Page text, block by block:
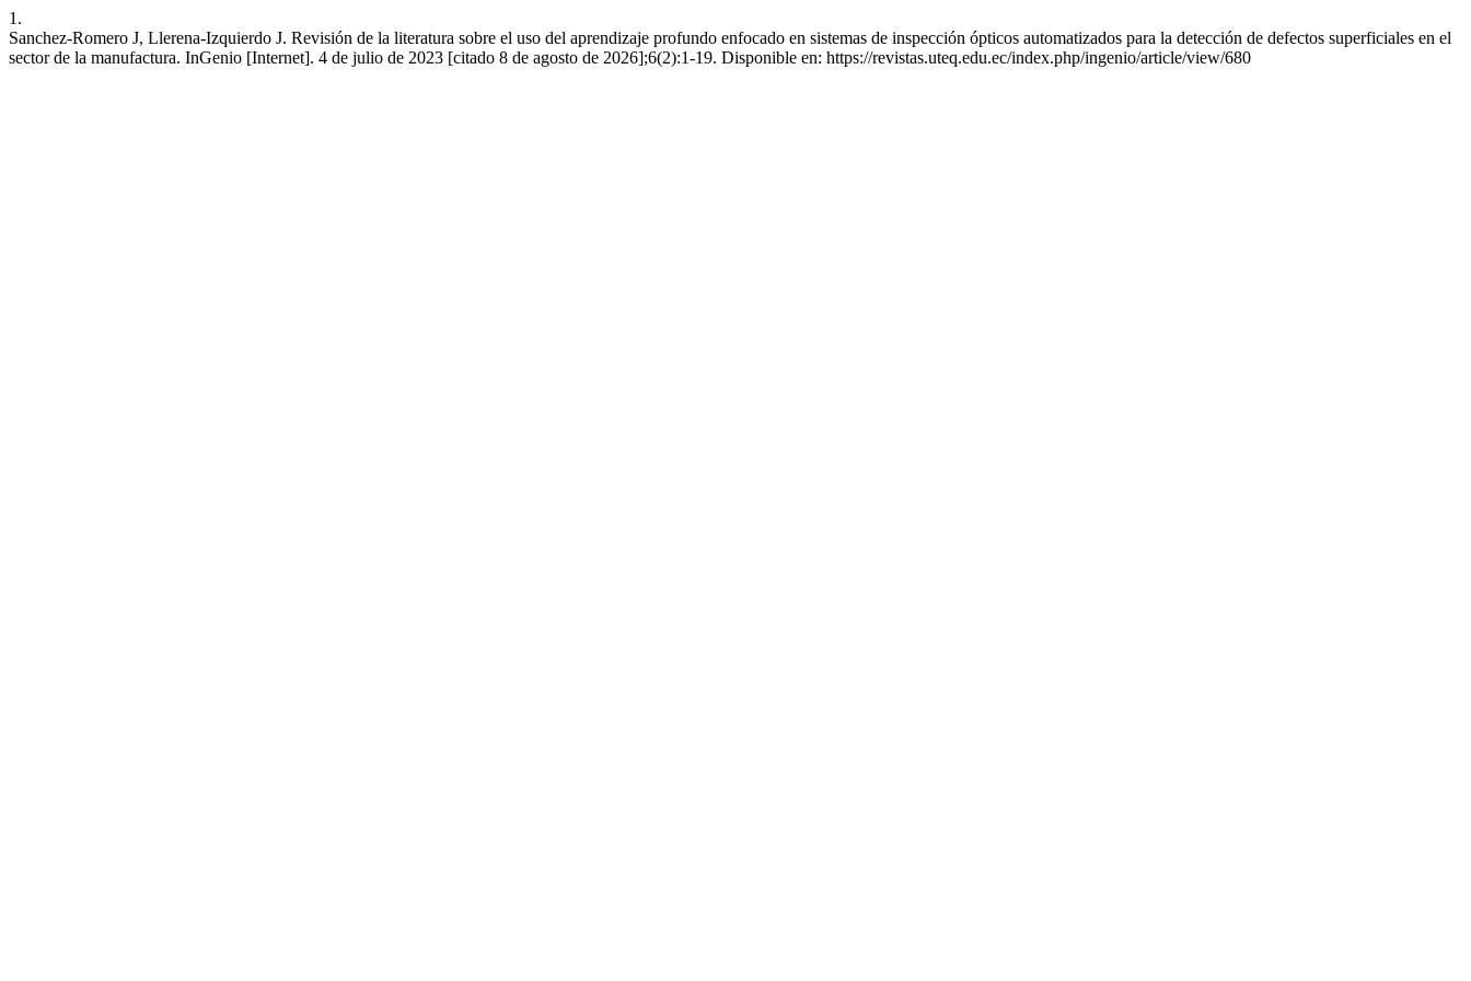
1.
Sanchez-Romero J, Llerena-Izquierdo J. Revisión de la literatura sobre el uso del aprendizaje profundo enfocado en sistemas de inspección ópticos automatizados para la detección de defectos superficiales en el
sector de la manufactura. InGenio [Internet]. 4 de julio de 2023 [citado 8 de agosto de 2026];6(2):1-19. Disponible en: https://revistas.uteq.edu.ec/index.php/ingenio/article/view/680